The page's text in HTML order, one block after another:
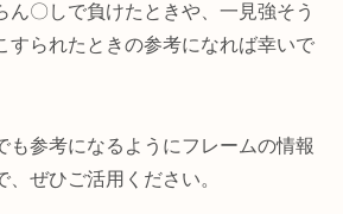
ん〇しで負けたときや、一見強そう
すられたときの参考になれば幸いで
も参考になるようにフレームの情報
、ぜひご活用ください。